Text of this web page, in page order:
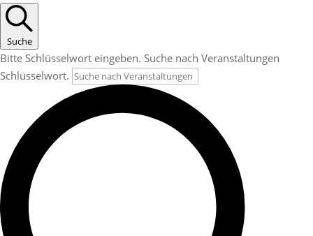
Suche
Bitte Schlüsselwort eingeben. Suche nach Veranstaltungen
Schlüsselwort.